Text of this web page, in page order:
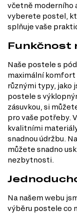
včetně moderního
vyberete postel,
splňuje vaše
Funkčnost
Naše postele s
maximální komfort
různými typy, jako
postele s
zásuvkou, si
pro vaše potřeby.
kvalitními
snadnou údržbu.
můžete snadno
nezbytnosti.
Na našem webu
výběru postele co